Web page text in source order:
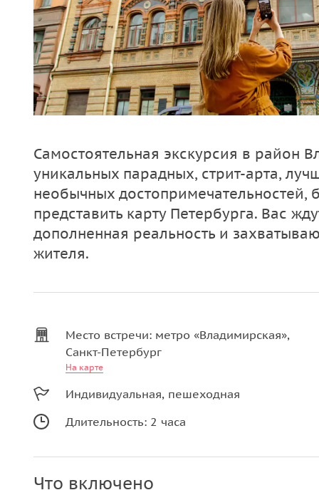
Самостоятельная экскурсия в район
уникальных парадных, стрит-арта,
необычных достопримечательностей,
представить карту Петербурга. Вас
дополненная реальность и
жителя.
Место встречи: метро «Владимирская»,
Санкт-Петербург
На карте
Индивидуальная, пешеходная
Длительность: 2 часа
Что включено